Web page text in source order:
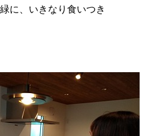
に、いきなり食いつき